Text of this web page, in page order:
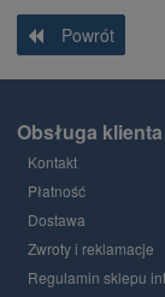
Powrót
Obsługa klienta
Kontakt
Płatność
Dostawa
Zwroty i reklamacje
Regulamin sklepu